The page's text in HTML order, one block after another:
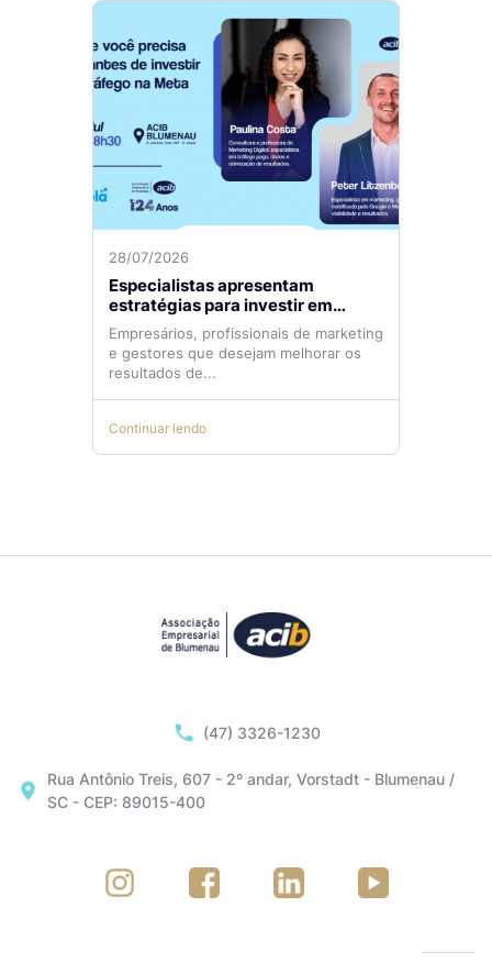
28/07/2026
Especialistas apresentam
estratégias para investir em
tráfego pago com mais eficiência
Empresários, profissionais de marketing
e gestores que desejam melhorar os
resultados de...
Continuar lendo
(47) 3326-1230
Rua Antônio Treis, 607 - 2º andar, Vorstadt - Blumenau /
SC - CEP: 89015-400